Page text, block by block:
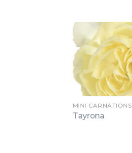
MINI CARNATIONS
Tayrona